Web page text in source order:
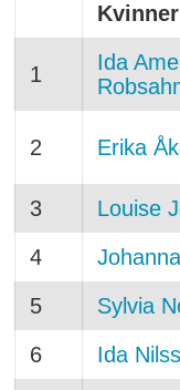
Kvinner
1
Ida
2 Erika
3
Louise
4
5
Sylvia
6
Ida